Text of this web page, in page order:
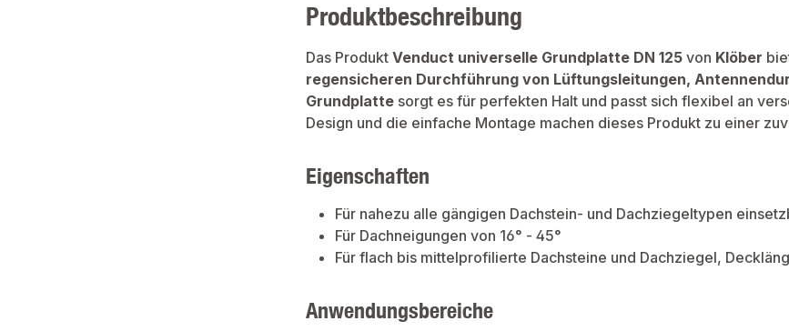
Produktbeschreibung
Das Produkt Venduct universelle Grundplatte DN 125 von Klöber
regensicheren Durchführung von Lüftungsleitungen,
Grundplatte sorgt es für perfekten Halt und passt sich flexibel an
Design und die einfache Montage machen dieses Produkt zu einer
Eigenschaften
Für nahezu alle gängigen Dachstein- und Dachziegeltypen
Für Dachneigungen von 16° - 45°
Für flach bis mittelprofilierte Dachsteine und Dachziegel,
Anwendungsbereiche